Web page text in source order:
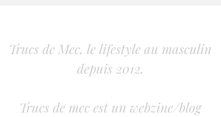
Trucs de Mec, le lifestyle au masculin
depuis 2012.
Trucs de mec est un webzine/blog